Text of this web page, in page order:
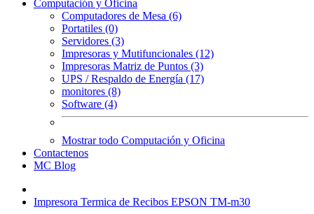
Computación y Oficina
Computadores de Mesa (6)
Portatiles (0)
Servidores (3)
Impresoras y Mutifuncionales (12)
Impresoras Matriz de Puntos (3)
UPS / Respaldo de Energía (17)
monitores (8)
Software (4)
Mostrar todo Computación y Oficina
Contactenos
MC Blog
Impresora Termica de Recibos EPSON TM-m30